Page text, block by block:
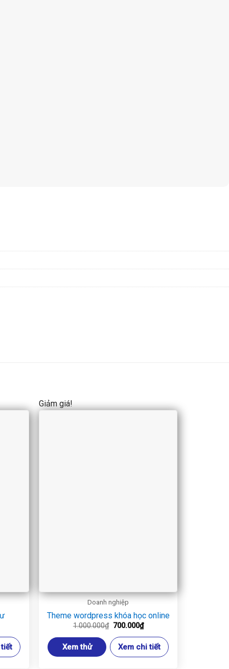
Giảm giá!
Doanh nghiệp
Theme wordpress khóa học online
1.000.000₫ Giá
là:
1.000.000₫.
700.000₫Giá
hiện
tại
là:
700.000₫.
Xem thử Xem chi tiết